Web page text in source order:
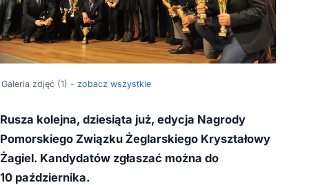
Galeria zdjęć (1) - zobacz wszystkie
Rusza kolejna, dziesiąta już, edycja Nagrody
Pomorskiego Związku Żeglarskiego Kryształowy
Żagiel. Kandydatów zgłaszać można do
10 października.